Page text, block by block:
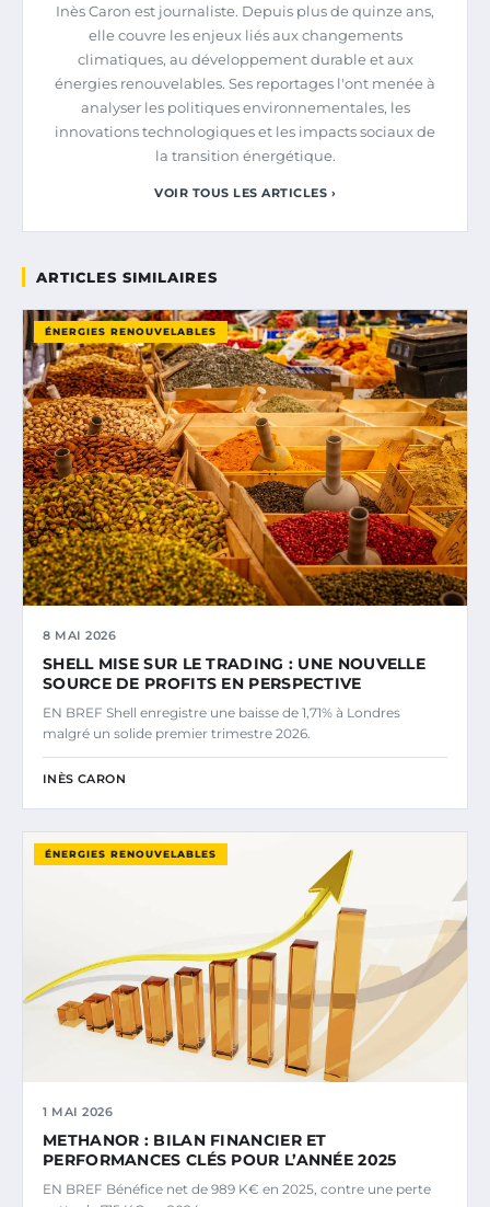
Inès Caron est journaliste. Depuis plus de quinze ans,
elle couvre les enjeux liés aux changements
climatiques, au développement durable et aux
énergies renouvelables. Ses reportages l'ont menée à
analyser les politiques environnementales, les
innovations technologiques et les impacts sociaux de
la transition énergétique.
VOIR TOUS LES ARTICLES ›
ARTICLES SIMILAIRES
ÉNERGIES RENOUVELABLES
8 MAI 2026
SHELL MISE SUR LE TRADING : UNE NOUVELLE
SOURCE DE PROFITS EN PERSPECTIVE
EN BREF Shell enregistre une baisse de 1,71% à Londres
malgré un solide premier trimestre 2026.
INÈS CARON
ÉNERGIES RENOUVELABLES
1 MAI 2026
METHANOR : BILAN FINANCIER ET
PERFORMANCES CLÉS POUR L’ANNÉE 2025
EN BREF Bénéfice net de 989 K€ en 2025, contre une perte